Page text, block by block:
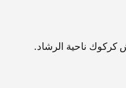
ناحية الرشاد.